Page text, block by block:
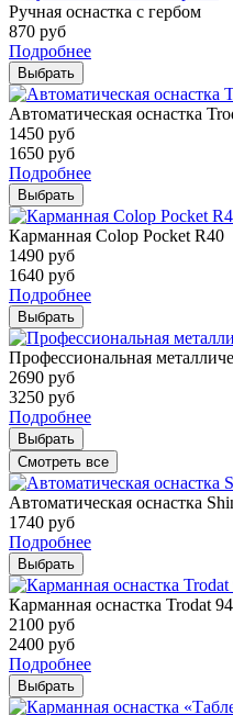
Ручная оснастка с гербом
870 руб
Подробнее
Выбрать
Автоматическая оснастка
1450 руб
1650 руб
Подробнее
Выбрать
Карманная Colop Pocket R40
1490 руб
1640 руб
Подробнее
Выбрать
Профессиональная
2690 руб
3250 руб
Подробнее
Выбрать
Смотреть все
Автоматическая оснастка
1740 руб
Подробнее
Выбрать
Карманная оснастка Trodat
2100 руб
2400 руб
Подробнее
Выбрать